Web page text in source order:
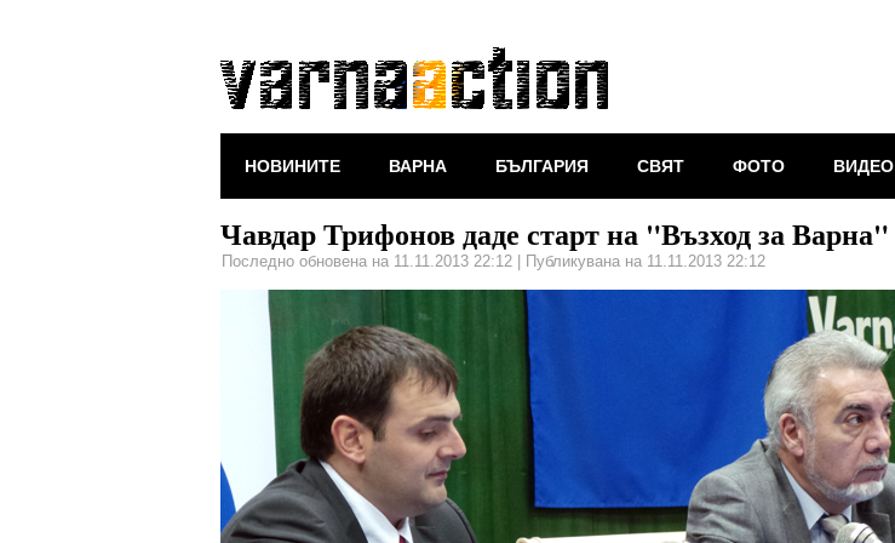
НОВИНИТЕ ВАРНА БЪЛГАРИЯ СВЯТ ФОТО ВИДЕО
Чавдар Трифонов даде старт на "Възход за Варна"
Последно обновена на 11.11.2013 22:12 Публикувана на 11.11.2013 22:12